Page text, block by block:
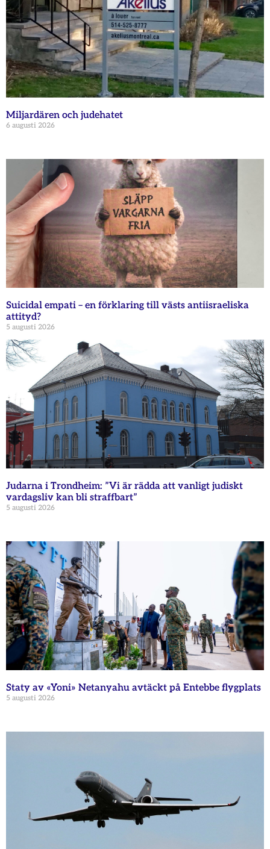
Miljardären och judehatet
6 augusti 2026
Suicidal empati – en förklaring till västs antiisraeliska
attityd?
5 augusti 2026
Judarna i Trondheim: ”Vi är rädda att vanligt judiskt
vardagsliv kan bli straffbart”
5 augusti 2026
Staty av «Yoni» Netanyahu avtäckt på Entebbe flygplats
5 augusti 2026